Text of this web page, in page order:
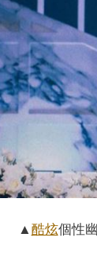
▲酷炫個性